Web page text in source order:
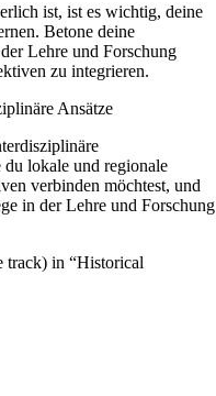
ist, ist es wichtig, deine
Betone deine
Lehre und Forschung
zu integrieren.
Ansätze
du lokale und regionale
verbinden möchtest, und
in der Lehre und Forschung
track) in “Historical